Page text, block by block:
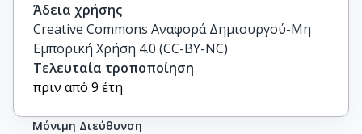
Άδεια χρήσης
Creative Commons Αναφορά Δημιουργού-Μη
Εμπορική Χρήση 4.0 (CC-BY-NC)
Τελευταία τροποποίηση
πριν από 9 έτη
Μόνιμη Διεύθυνση